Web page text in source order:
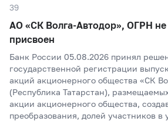
39
АО «СК Волга-Автодор», ОГРН
присвоен
Банк России 05.08.2026 принял
государственной регистрации
акций акционерного общества «СК
(Республика Татарстан),
акции акционерного общества,
преобразования, долей участников в